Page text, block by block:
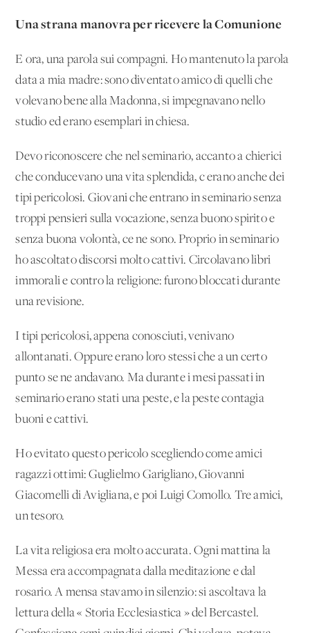
Una strana manovra per ricevere la Comunione
E ora, una parola sui compagni. Ho mantenuto la parola
data a mia madre: sono diventato amico di quelli che
volevano bene alla Madonna, si impegnavano nello
studio ed erano esemplari in chiesa.
Devo riconoscere che nel seminario, accanto a chierici
che conducevano una vita splendida, c'erano anche dei
tipi pericolosi. Giovani che entrano in seminario senza
troppi pensieri sulla vocazione, senza buono spirito e
senza buona volontà, ce ne sono. Proprio in seminario
ho ascoltato discorsi molto cattivi. Circolavano libri
immorali e contro la religione: furono bloccati durante
una revisione.
I tipi pericolosi, appena conosciuti, venivano
allontanati. Oppure erano loro stessi che a un certo
punto se ne andavano. Ma durante i mesi passati in
seminario erano stati una peste, e la peste contagia
buoni e cattivi.
Ho evitato questo pericolo scegliendo come amici
ragazzi ottimi: Guglielmo Garigliano, Giovanni
Giacomelli di Avigliana, e poi Luigi Comollo. Tre amici,
un tesoro.
La vita religiosa era molto accurata. Ogni mattina la
Messa era accompagnata dalla meditazione e dal
rosario. A mensa stavamo in silenzio: si ascoltava la
lettura della « Storia Ecclesiastica » del Bercastel.